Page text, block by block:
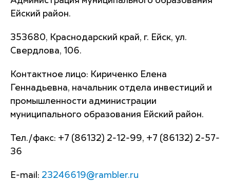
Ейский район.
353680, Краснодарский край, г. Ейск, ул.
Свердлова, 106.
Контактное лицо: Кириченко Елена
Геннадьевна, начальник отдела инвестиций и
промышленности администрации
муниципального образования Ейский район.
Тел./факс: +7 (86132) 2-12-99, +7 (86132) 2-57-
36
Е-mail: 23246619@rambler.ru